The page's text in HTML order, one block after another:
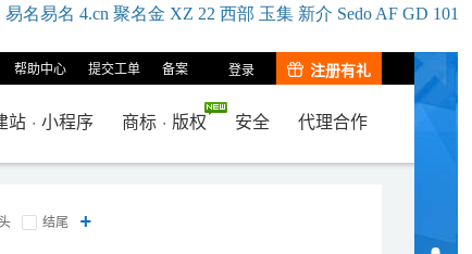
易名易名 4.cn 聚名金 XZ 22 西部 玉集 新介 Sedo AF GD 101